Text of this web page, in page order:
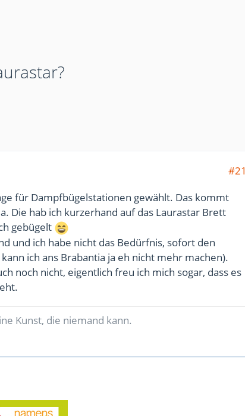
#21
für Dampfbügelstationen gewählt. Das kommt
Die hab ich kurzerhand auf das Laurastar Brett
gebügelt
und ich habe nicht das Bedürfnis, sofort den
ich ans Brabantia ja eh nicht mehr machen).
noch nicht, eigentlich freu ich mich sogar, dass es
Kunst, die niemand kann.